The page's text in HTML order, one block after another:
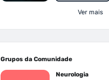
Ver mais
Grupos da Comunidade
Neurologia